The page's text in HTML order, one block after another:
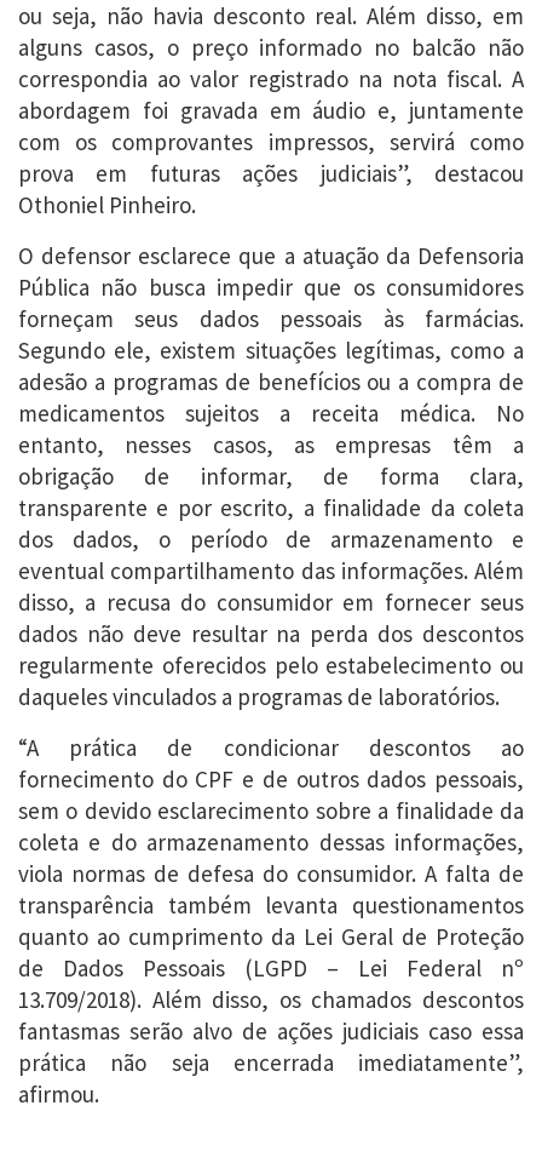
ou seja, não havia desconto real. Além disso, em
alguns casos, o preço informado no balcão não
correspondia ao valor registrado na nota fiscal. A
abordagem foi gravada em áudio e, juntamente
com os comprovantes impressos, servirá como
prova em futuras ações judiciais”, destacou
Othoniel Pinheiro.
O defensor esclarece que a atuação da Defensoria
Pública não busca impedir que os consumidores
forneçam seus dados pessoais às farmácias.
Segundo ele, existem situações legítimas, como a
adesão a programas de benefícios ou a compra de
medicamentos sujeitos a receita médica. No
entanto, nesses casos, as empresas têm a
obrigação de informar, de forma clara,
transparente e por escrito, a finalidade da coleta
dos dados, o período de armazenamento e
eventual compartilhamento das informações. Além
disso, a recusa do consumidor em fornecer seus
dados não deve resultar na perda dos descontos
regularmente oferecidos pelo estabelecimento ou
daqueles vinculados a programas de laboratórios.
“A prática de condicionar descontos ao
fornecimento do CPF e de outros dados pessoais,
sem o devido esclarecimento sobre a finalidade da
coleta e do armazenamento dessas informações,
viola normas de defesa do consumidor. A falta de
transparência também levanta questionamentos
quanto ao cumprimento da Lei Geral de Proteção
de Dados Pessoais (LGPD – Lei Federal nº
13.709/2018). Além disso, os chamados descontos
fantasmas serão alvo de ações judiciais caso essa
prática não seja encerrada imediatamente”,
afirmou.